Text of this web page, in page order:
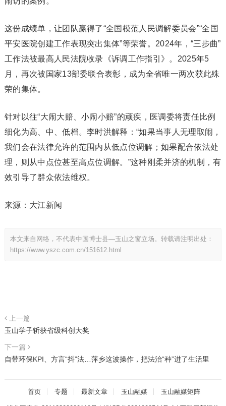
这份成绩单，让团队赢得了“全国模范人民调解委员会”“全国
平安医院创建工作表现突出集体”等荣誉。2024年，“三步曲”
工作法被最高人民法院收录《诉调工作指引》。2025年5
月，再次被国家13部委联合表彰，成为全省唯一两次获此殊
荣的集体。
针对以往“大闹大赔、小闹小赔”的顽疾，医调委将责任比例
细化为高、中、低档。李时洪解释：“如果当事人无理取闹，
我们会在法律允许的范围内从低点位调解；如果配合依法处
理，则从中点位甚至高点位调解。”这种刚柔并济的机制，有
效引导了群众依法维权。
来源：大江新闻
本文来自网络，不代表中国博士县—玉山之窗立场。转载请注明出处：
https://www.yszc.com.cn/151612.html
上一篇
玉山学子斩获省级科创大奖
下一篇
自带环保KPI、方言“抖”法…萍乡这波操作，把法治“种”进了生活里
首页 专题 最新文章 玉山融媒 玉山融媒矩阵